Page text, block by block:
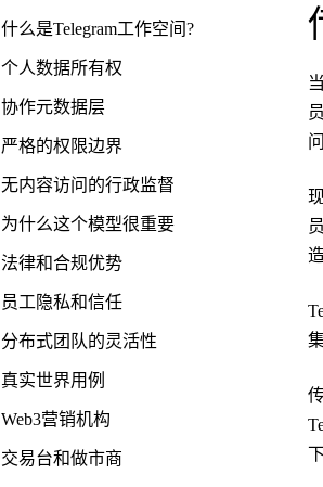
什么是Telegram工作空间?
个人数据所有权
协作元数据层
严格的权限边界
无内容访问的行政监督
为什么这个模型很重要
法律和合规优势
员工隐私和信任
分布式团队的灵活性
真实世界用例
Web3营销机构
交易台和做市商